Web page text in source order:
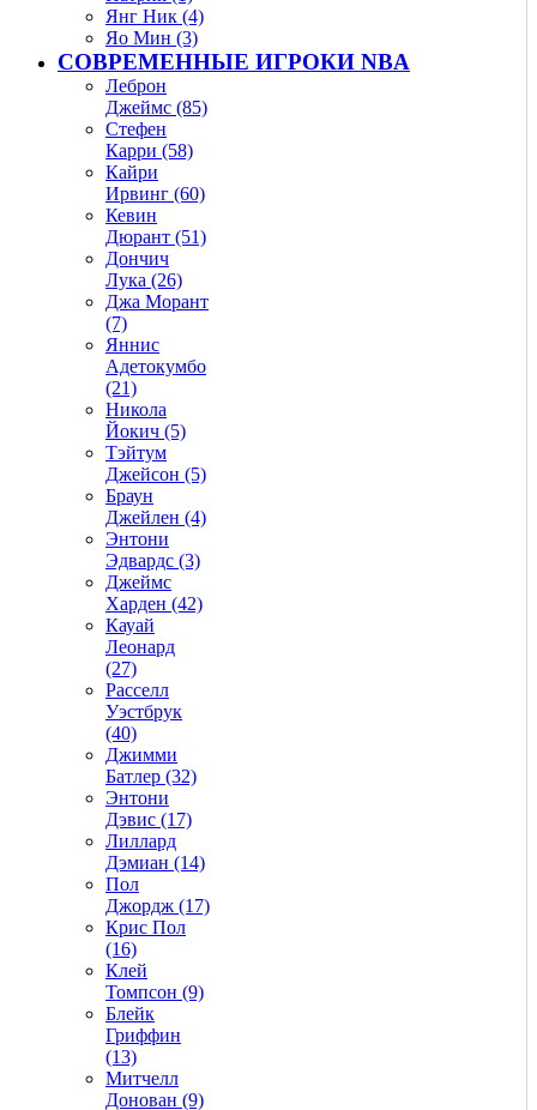
Янг Ник (4)
Яо Мин (3)
СОВРЕМЕННЫЕ ИГРОКИ NBA
Леброн
Джеймс (85)
Стефен
Карри (58)
Кайри
Ирвинг (60)
Кевин
Дюрант (51)
Дончич
Лука (26)
Джа Морант
(7)
Яннис
Адетокумбо
(21)
Никола
Йокич (5)
Тэйтум
Джейсон (5)
Браун
Джейлен (4)
Энтони
Эдвардс (3)
Джеймс
Харден (42)
Кауай
Леонард
(27)
Расселл
Уэстбрук
(40)
Джимми
Батлер (32)
Энтони
Дэвис (17)
Лиллард
Дэмиан (14)
Пол
Джордж (17)
Крис Пол
(16)
Клей
Томпсон (9)
Блейк
Гриффин
(13)
Митчелл
Донован (9)